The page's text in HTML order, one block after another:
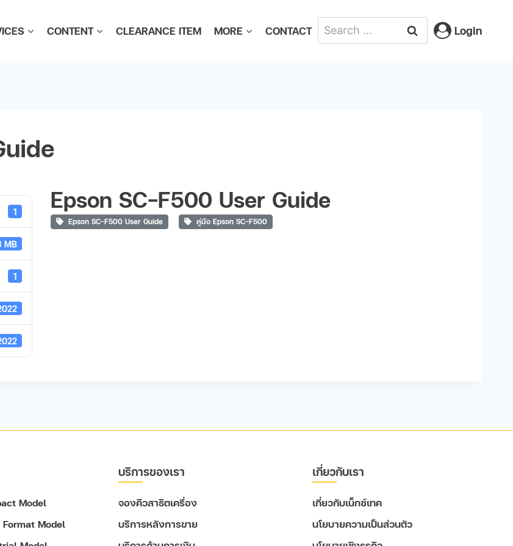
CONTENT CLEARANCE ITEM MORE CONTACT Login
1
MB
1
Epson SC-F500 User Guide
Epson SC-F500 User Guide คู่มือ Epson SC-F500
Model
Model
บริการของเรา
จองคิวสาธิตเครื่อง
บริการหลังการขาย
เกี่ยวกับเรา
เกี่ยวกับเน็กซ์เทค
นโยบายความเป็นส่วนตัว